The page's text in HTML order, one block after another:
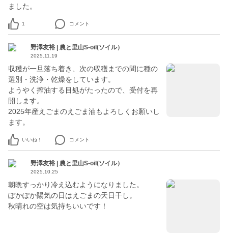
ました。
1 コメント
野澤友裕 | 農と里山S-oil(ソイル）
2025.11.19
収穫が一旦落ち着き、次の収穫までの間に種の
選別・洗浄・乾燥をしています。
ようやく搾油する目処がたったので、受付を再
開します。
2025年産えごまのえごま油もよろしくお願いし
ます。
いいね！ コメント
野澤友裕 | 農と里山S-oil(ソイル）
2025.10.25
朝晩すっかり冷え込むようになりました。
ぽかぽか陽気の日はえごまの天日干し。
秋晴れの空は気持ちいいです！